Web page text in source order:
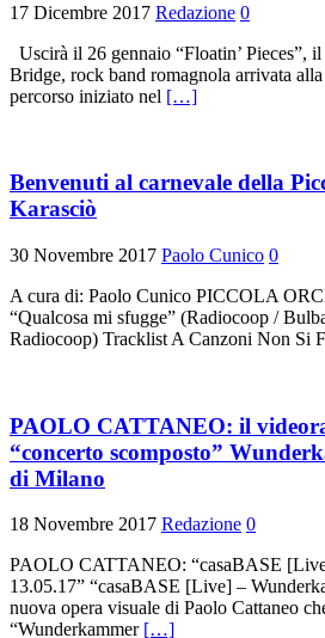
17 Dicembre 2017 Redazione 0
Uscirà il 26 gennaio “Floatin’ Pieces”,
Bridge, rock band romagnola arrivata
percorso iniziato nel […]
Benvenuti al carnevale della
Karasciò
30 Novembre 2017 Paolo Cunico 0
A cura di: Paolo Cunico PICCOLA
“Qualcosa mi sfugge” (Radiocoop /
Radiocoop) Tracklist A Canzoni Non Si
PAOLO CATTANEO: il
“concerto scomposto”
di Milano
18 Novembre 2017 Redazione 0
PAOLO CATTANEO: “casaBASE
13.05.17” “casaBASE [Live] –
nuova opera visuale di Paolo Cattaneo
“Wunderkammer […]